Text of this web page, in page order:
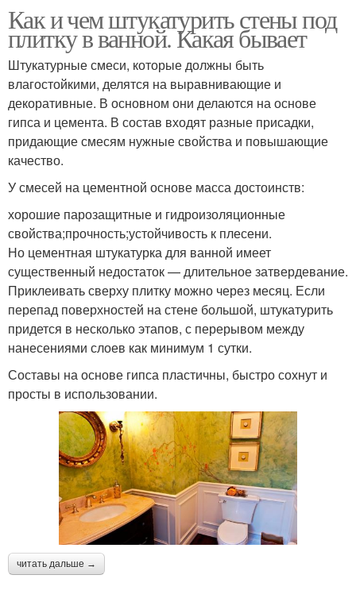
Как и чем штукатурить стены под
плитку в ванной. Какая бывает
Штукатурные смеси, которые должны быть
влагостойкими, делятся на выравнивающие и
декоративные. В основном они делаются на основе
гипса и цемента. В состав входят разные присадки,
придающие смесям нужные свойства и повышающие
качество.
У смесей на цементной основе масса достоинств:
хорошие парозащитные и гидроизоляционные
свойства;прочность;устойчивость к плесени.
Но цементная штукатурка для ванной имеет
существенный недостаток — длительное затвердевание.
Приклеивать сверху плитку можно через месяц. Если
перепад поверхностей на стене большой, штукатурить
придется в несколько этапов, с перерывом между
нанесениями слоев как минимум 1 сутки.
Составы на основе гипса пластичны, быстро сохнут и
просты в использовании.
читать дальше →